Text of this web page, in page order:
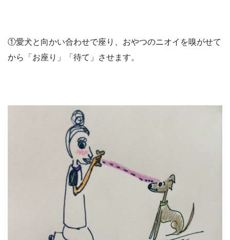
①愛犬と向かい合わせで座り、おやつのニオイを嗅がせて
から「お座り」「待て」させます。